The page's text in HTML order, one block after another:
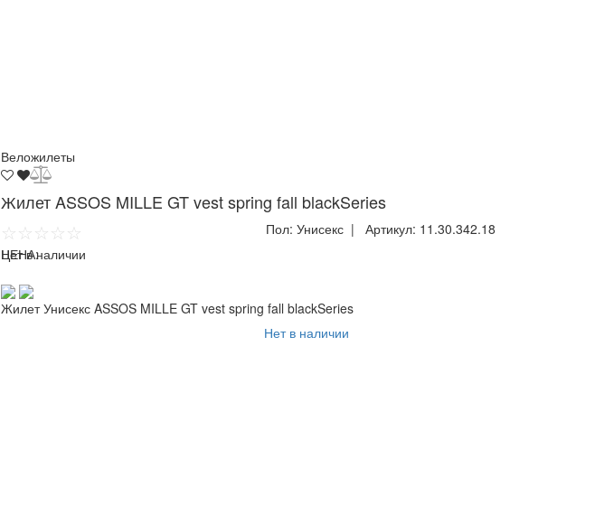
Веложилеты
Жилет ASSOS MILLE GT vest spring fall blackSeries
☆☆☆☆☆ Пол: Унисекс| Артикул: 11.30.342.18
ЦЕНА:
Нет в наличии
Жилет Унисекс ASSOS MILLE GT vest spring fall blackSeries
Нет в наличии